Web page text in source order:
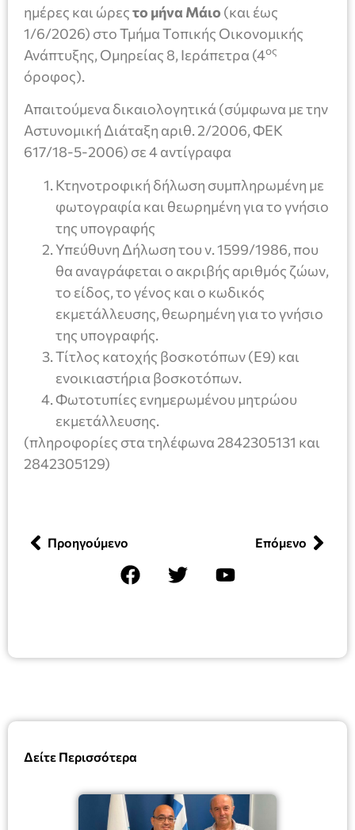
Δείτε Περισσότερα
ημέρες και ώρεςτο μήνα Μάιο (και έως
1/6/2026) στο Τμήμα Τοπικής Οικονομικής
Ανάπτυξης, Ομηρείας 8, Ιεράπετρα (4ος
όροφος).
Απαιτούμενα δικαιολογητικά (σύμφωνα με την
Αστυνομική Διάταξη αριθ. 2/2006, ΦΕΚ
617/18-5-2006) σε 4 αντίγραφα
Κτηνοτροφική δήλωση συμπληρωμένη με
φωτογραφία και θεωρημένη για το γνήσιο
της υπογραφής
Υπεύθυνη Δήλωση του ν. 1599/1986, που
θα αναγράφεται ο ακριβής αριθμός ζώων,
το είδος, το γένος και ο κωδικός
εκμετάλλευσης, θεωρημένη για το γνήσιο
της υπογραφής.
Τίτλος κατοχής βοσκοτόπων (Ε9) και
ενοικιαστήρια βοσκοτόπων.
Φωτοτυπίες ενημερωμένου μητρώου
εκμετάλλευσης.
(πληροφορίες στα τηλέφωνα 2842305131 και
2842305129)
Προηγούμενο Επόμενο